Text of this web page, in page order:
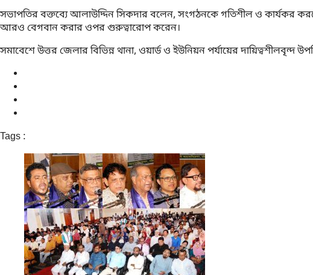
সভাপতির বক্তব্যে আলাউদ্দিন সিকদার বলেন, সংগঠনকে গতিশীল ও কার্যকর
আরও বেগবান করার ওপর গুরুত্বারোপ করেন।
সমাবেশে উত্তর জেলার বিভিন্ন থানা, ওয়ার্ড ও ইউনিয়ন পর্যায়ের দায়িত্বশীলবৃন্দ
Tags :